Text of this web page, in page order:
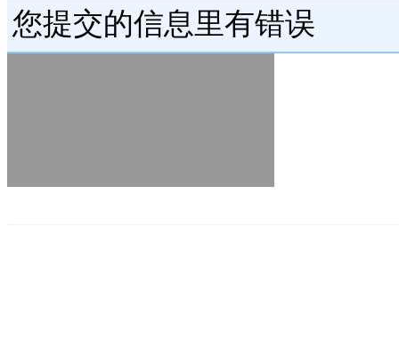
您提交的信息里有错误